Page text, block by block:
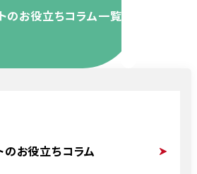
のお役立ちコラム一覧
のお役立ちコラム